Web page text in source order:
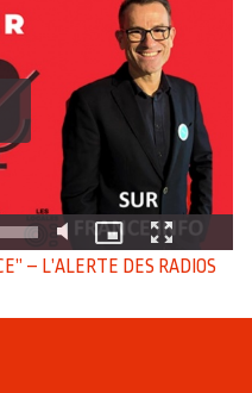
– L’ALERTE DES RADIOS